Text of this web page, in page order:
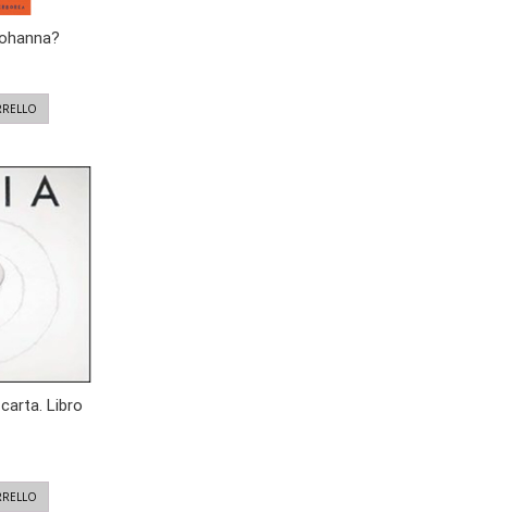
Libro